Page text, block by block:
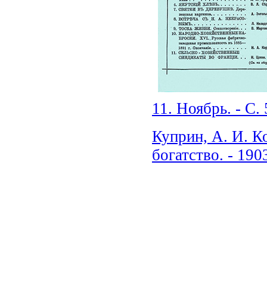
11. Ноябрь. - С.
Куприн, А. И.
богатство. -